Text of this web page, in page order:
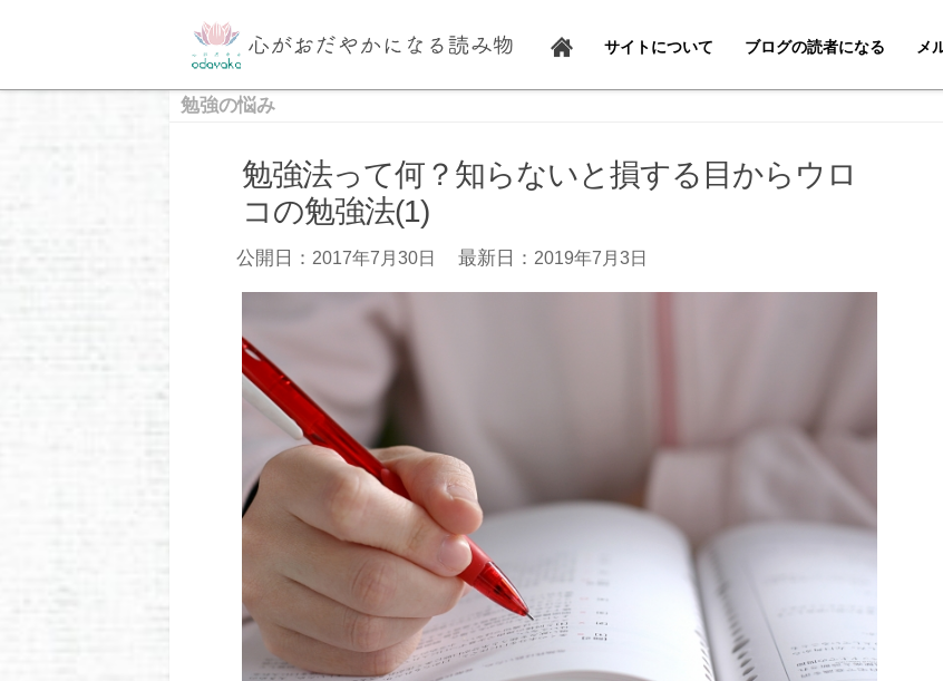
サイトについて ブログの読者になる メ
勉強の悩み
勉強法って何？知らないと損する目からウロ
コの勉強法(1)
公開日： 2017年7月30日 最新日： 2019年7月3日